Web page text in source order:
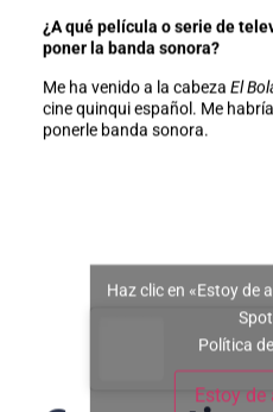
¿A qué película o serie de
poner la banda sonora?
Me ha venido a la cabeza El
cine quinqui español. Me
ponerle banda sonora.
Haz clic en «Estoy de
Política
Estoy de